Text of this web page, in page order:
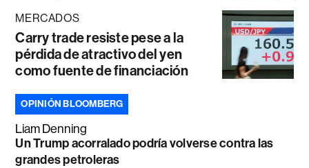
MERCADOS
Carry trade resiste pese a la
pérdida de atractivo del yen
como fuente de financiación
OPINIÓN BLOOMBERG
Liam Denning
Un Trump acorralado podría volverse contra las
grandes petroleras